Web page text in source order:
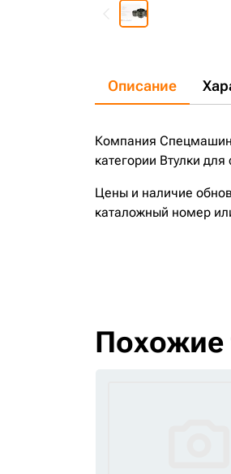
Описание
Компания
категории Втулки
Цены и наличие
каталожный номер
Похожие